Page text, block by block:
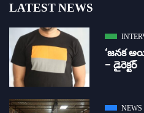
LATEST NEWS
‘జ‌న‌క
– డైరెక్ట‌ర్
NEWS